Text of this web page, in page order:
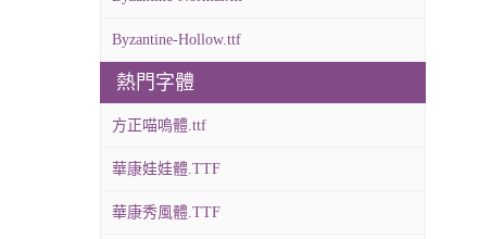
Byzantine-Hollow.ttf
熱門字體
方正喵嗚體.ttf
華康娃娃體.TTF
華康秀風體.TTF